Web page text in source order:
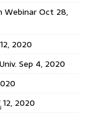
Webinar Oct 28,
2020
Sep 4, 2020
2020